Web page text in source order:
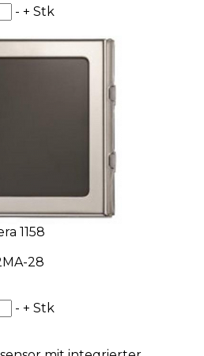
- + Stk
1158
28
- + Stk